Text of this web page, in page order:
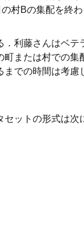
村Bの集配を終わ
利藤さんはベ
または村での集
での時間は考慮
ットの形式は次